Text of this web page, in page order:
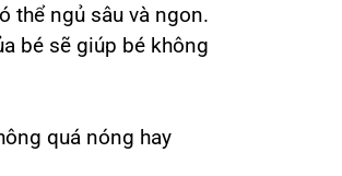
thể ngủ sâu và ngon.
bé sẽ giúp bé không
quá nóng hay